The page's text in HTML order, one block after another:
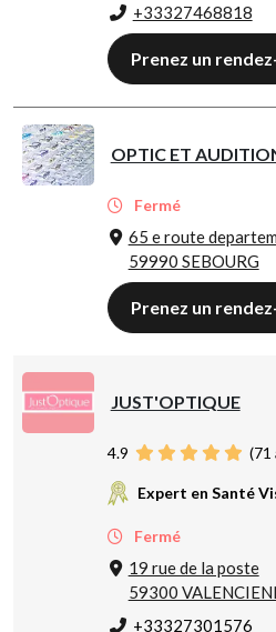
+33327468818
Prenez un
OPTIC ET
Fermé
65 e route
59990 SEBOURG
Prenez un
JUST'OPTIQUE
4.9 (71
Expert en Santé
Fermé
19 rue de la poste
59300
+33327301576